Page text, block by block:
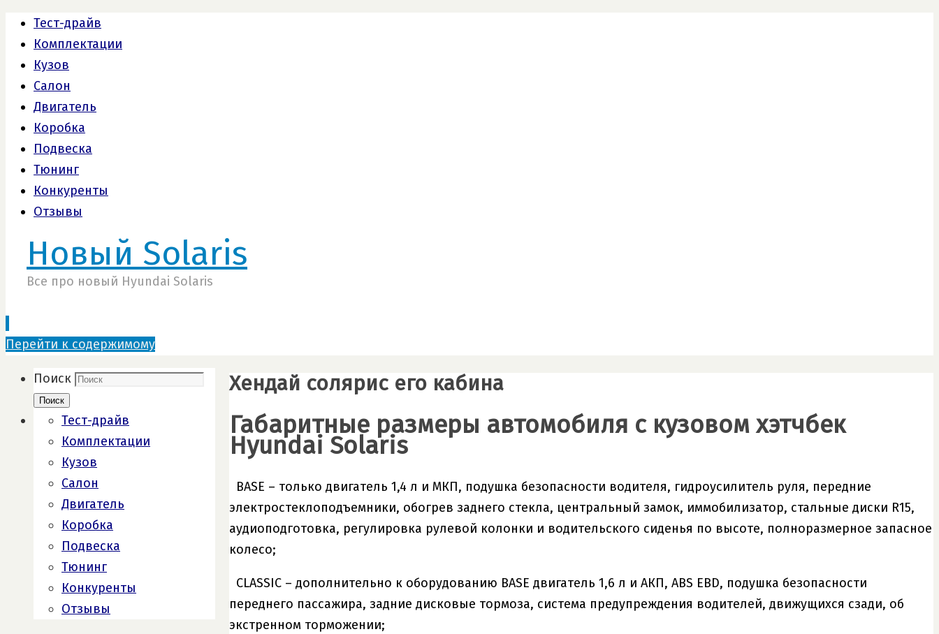
Тест-драйв
Комплектации
Кузов
Салон
Двигатель
Коробка
Подвеска
Тюнинг
Конкуренты
Отзывы
Новый Solaris
Все про новый Hyundai Solaris
Перейти к содержимому
Хендай солярис его кабина
Габаритные размеры автомобиля с кузовом хэтчбек
Hyundai Solaris
BASE – только двигатель 1,4 л и МКП, подушка безопасности водителя, гидроусилитель руля, передние
электростеклоподъемники, обогрев заднего стекла, центральный замок, иммобилизатор, стальные диски R15,
аудиоподготовка, регулировка рулевой колонки и водительского сиденья по высоте, полноразмерное запасное
колесо;
CLASSIC – дополнительно к оборудованию BASE двигатель 1,6 л и АКП, ABS EBD, подушка безопасности
переднего пассажира, задние дисковые тормоза, система предупреждения водителей, движущихся сзади, об
экстренном торможении;
Поиск
Поиск
Тест-драйв
Комплектации
Кузов
Салон
Двигатель
Коробка
Подвеска
Тюнинг
Конкуренты
Отзывы